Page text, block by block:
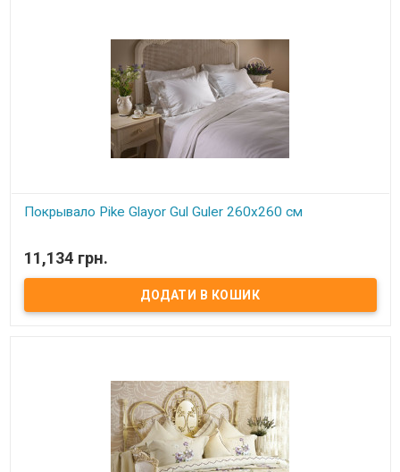
Покрывало Pike Glayor Gul Guler 260х260 см
50х70 см - 2 шт. Состав: 100% хлопок Упаковка: подарочная
коробка Производитель: Gul Guler (Турция)
11,134 грн.